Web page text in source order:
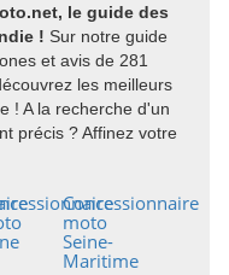
le guide des
! Sur notre guide
et avis de 281
les meilleurs
! A la recherche d'un
précis ? Affinez votre
Concessionnaire
moto
Seine-
Maritime